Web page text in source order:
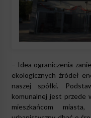
– Idea ograniczenia
ekologicznych źródeł
naszej spółki.
komunalnej jest przede
mieszkańcom